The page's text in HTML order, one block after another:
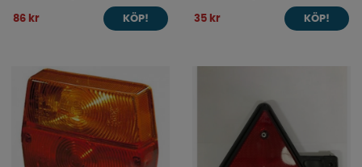
86 kr KÖP! 35 kr KÖP!